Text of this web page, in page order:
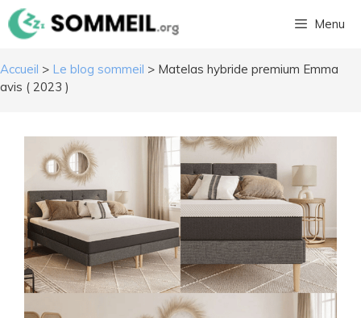
Aller
au
Menu
Accueil > Le blog sommeil > Matelas hybride premium Emma
avis ( 2023 )